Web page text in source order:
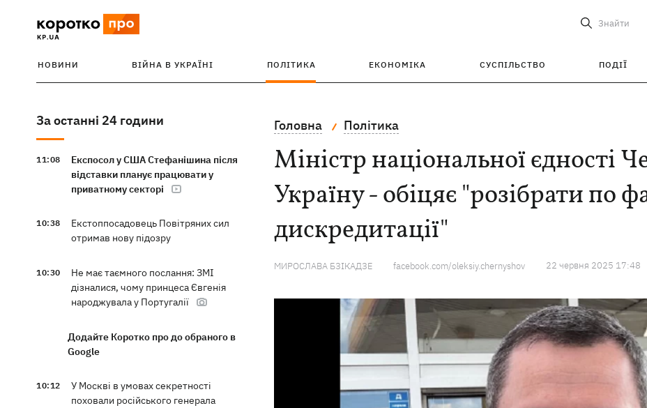
Знайти
НОВИНИ ВІЙНА В УКРАЇНІ ПОЛІТИКА ЕКОНОМІКА СУСПІЛЬСТВО ПОДІЇ
За останні 24 години
11:08
Експосол у США Стефанішина після
відставки планує працювати у
приватному секторі
10:38
Екстоппосадовець Повітряних сил
отримав нову підозру
10:30
Не має таємного послання: ЗМІ
дізналися, чому принцеса Євгенія
народжувала у Португалії
Додайте Коротко про до обраного в
Google
10:12
У Москві в умовах секретності
поховали російського генерала
Головна Політика
Міністр національної єдності
Україну - обіцяє "розібрати по
дискредитації"
МИРОСЛАВА БЗІКАДЗЕ facebook.com/oleksiy.chernyshov 22 червня 2025 17:48